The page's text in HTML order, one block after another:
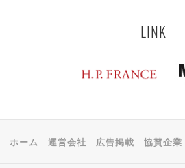
LINK
ホーム 運営会社 広告掲載 協賛企業